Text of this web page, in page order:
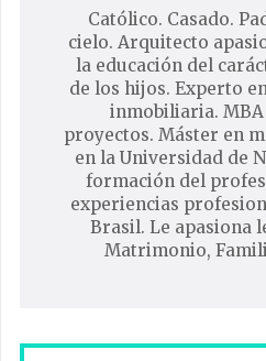
Católico. Casado.
cielo. Arquitecto
la educación del
de los hijos. Experto
inmobiliaria.
proyectos. Máster en
en la Universidad de
formación del
experiencias
Brasil. Le apasiona
Matrimonio,